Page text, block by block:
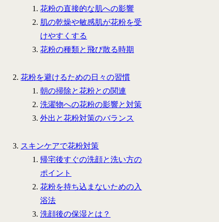
花粉の直接的な肌への影響
肌の乾燥や敏感肌が花粉を受
けやすくする
花粉の種類と飛び散る時期
花粉を避けるための日々の習慣
朝の掃除と花粉との関連
洗濯物への花粉の影響と対策
外出と花粉対策のバランス
スキンケアで花粉対策
帰宅後すぐの洗顔と洗い方の
ポイント
花粉を持ち込まないための入
浴法
洗顔後の保湿とは？